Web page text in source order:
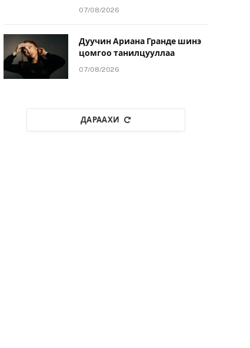
07/08/2026
Дуучин Ариана Гранде шинэ
цомгоо танилцууллаа
07/08/2026
ДАРААХИ